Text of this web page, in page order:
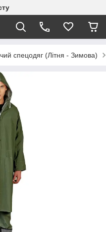
спецодяг (Літня - Зимова)